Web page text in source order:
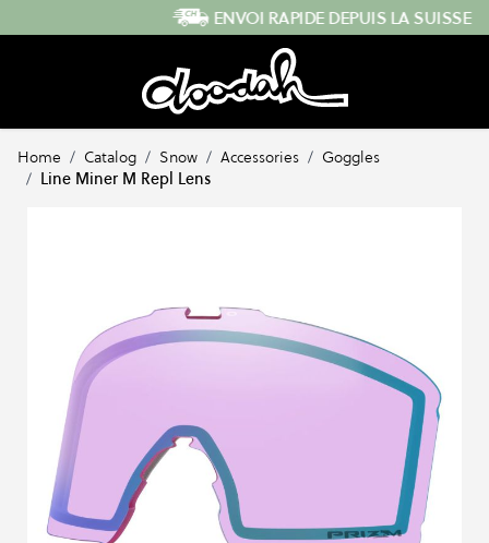
ENVOI RAPIDE DEPUIS LA SUISSE
Home / Catalog / Snow / Accessories / Goggles
/ Line Miner M Repl Lens